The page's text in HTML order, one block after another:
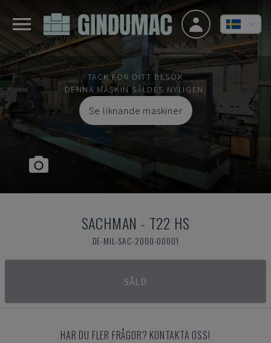
TACK FÖR DITT BESÖK
DENNA MASKIN SÅLDES NYLIGEN.
Se liknande maskiner
SACHMAN - T22 HS
DE-MIL-SAC-2000-00001
SÅLD
HAR DU FLER FRÅGOR? KONTAKTA OSS!